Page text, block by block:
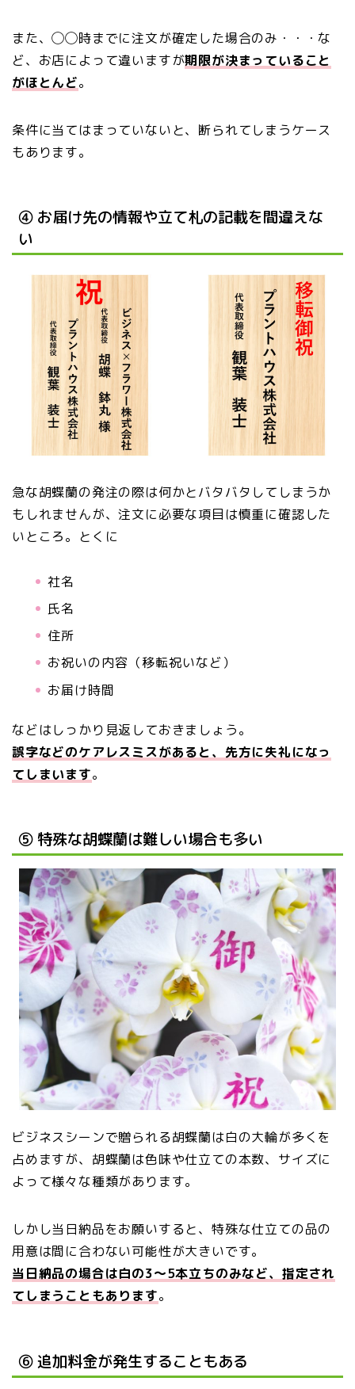
また、◯◯時までに注文が確定した場合のみ・・・な
ど、お店によって違いますが期限が決まっていること
がほとんど。
条件に当てはまっていないと、断られてしまうケース
もあります。
④ お届け先の情報や立て札の記載を間違えな
い
急な胡蝶蘭の発注の際は何かとバタバタしてしまうか
もしれませんが、注文に必要な項目は慎重に確認した
いところ。とくに
社名
氏名
住所
お祝いの内容（移転祝いなど）
お届け時間
などはしっかり見返しておきましょう。
誤字などのケアレスミスがあると、先方に失礼になっ
てしまいます。
⑤ 特殊な胡蝶蘭は難しい場合も多い
ビジネスシーンで贈られる胡蝶蘭は白の大輪が多くを
占めますが、胡蝶蘭は色味や仕立ての本数、サイズに
よって様々な種類があります。
しかし当日納品をお願いすると、特殊な仕立ての品の
用意は間に合わない可能性が大きいです。
当日納品の場合は白の3～5本立ちのみなど、指定され
てしまうこともあります。
⑥ 追加料金が発生することもある